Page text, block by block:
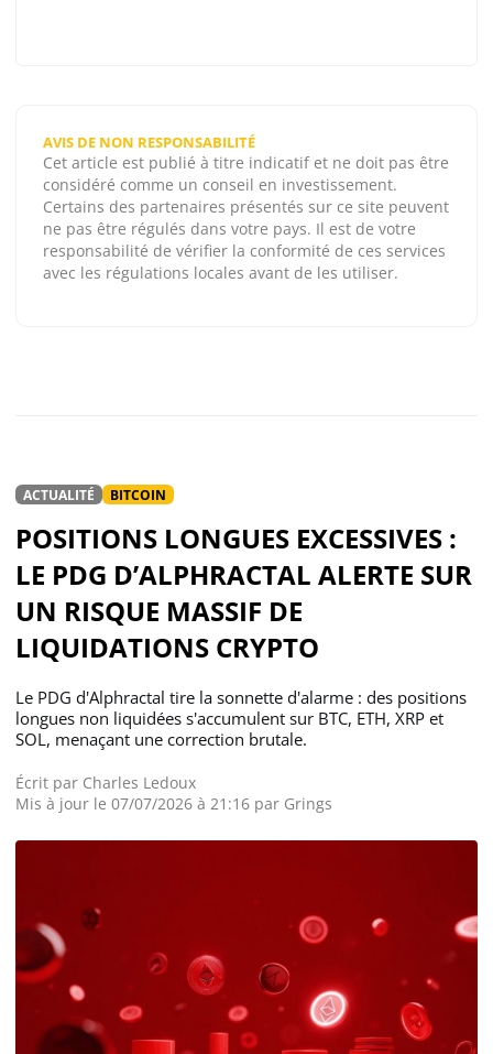
AVIS DE NON RESPONSABILITÉ
Cet article est publié à titre indicatif et ne doit pas être
considéré comme un conseil en investissement.
Certains des partenaires présentés sur ce site peuvent
ne pas être régulés dans votre pays. Il est de votre
responsabilité de vérifier la conformité de ces services
avec les régulations locales avant de les utiliser.
ACTUALITÉ BITCOIN
POSITIONS LONGUES EXCESSIVES :
LE PDG D’ALPHRACTAL ALERTE SUR
UN RISQUE MASSIF DE
LIQUIDATIONS CRYPTO
Le PDG d'Alphractal tire la sonnette d'alarme : des positions
longues non liquidées s'accumulent sur BTC, ETH, XRP et
SOL, menaçant une correction brutale.
Écrit par Charles Ledoux
Mis à jour le 07/07/2026 à 21:16 par Grings